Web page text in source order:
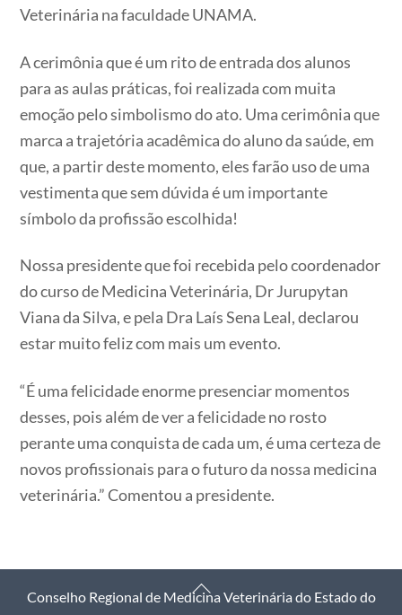
Veterinária na faculdade UNAMA.
A cerimônia que é um rito de entrada dos alunos
para as aulas práticas, foi realizada com muita
emoção pelo simbolismo do ato. Uma cerimônia que
marca a trajetória acadêmica do aluno da saúde, em
que, a partir deste momento, eles farão uso de uma
vestimenta que sem dúvida é um importante
símbolo da profissão escolhida!
Nossa presidente que foi recebida pelo coordenador
do curso de Medicina Veterinária, Dr Jurupytan
Viana da Silva, e pela Dra Laís Sena Leal, declarou
estar muito feliz com mais um evento.
“É uma felicidade enorme presenciar momentos
desses, pois além de ver a felicidade no rosto
perante uma conquista de cada um, é uma certeza de
novos profissionais para o futuro da nossa medicina
veterinária.” Comentou a presidente.
Back
Conselho Regional de Medicina Veterinária do Estado do